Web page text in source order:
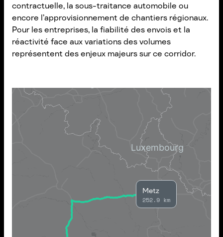
contractuelle, la sous-traitance automobile ou
encore l’approvisionnement de chantiers régionaux.
Pour les entreprises, la fiabilité des envois et la
réactivité face aux variations des volumes
représentent des enjeux majeurs sur ce corridor.
Metz
252.9 km